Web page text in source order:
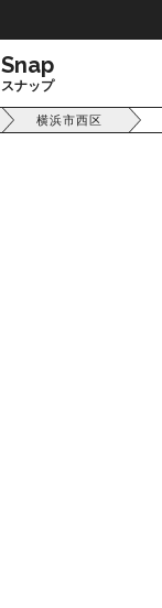
Snap
スナップ
横浜市西区